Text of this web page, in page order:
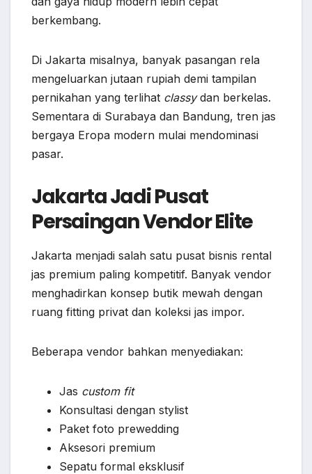
berkembang.
Di Jakarta misalnya, banyak pasangan rela
mengeluarkan jutaan rupiah demi tampilan
pernikahan yang terlihat classydan berkelas.
Sementara di Surabaya dan Bandung, tren jas
bergaya Eropa modern mulai mendominasi
pasar.
Jakarta Jadi Pusat
Persaingan Vendor Elite
Jakarta menjadi salah satu pusat bisnis rental
jas premium paling kompetitif. Banyak vendor
menghadirkan konsep butik mewah dengan
ruang fitting privat dan koleksi jas impor.
Beberapa vendor bahkan menyediakan:
Jas custom fit
Konsultasi dengan stylist
Paket foto prewedding
Aksesori premium
Sepatu formal eksklusif